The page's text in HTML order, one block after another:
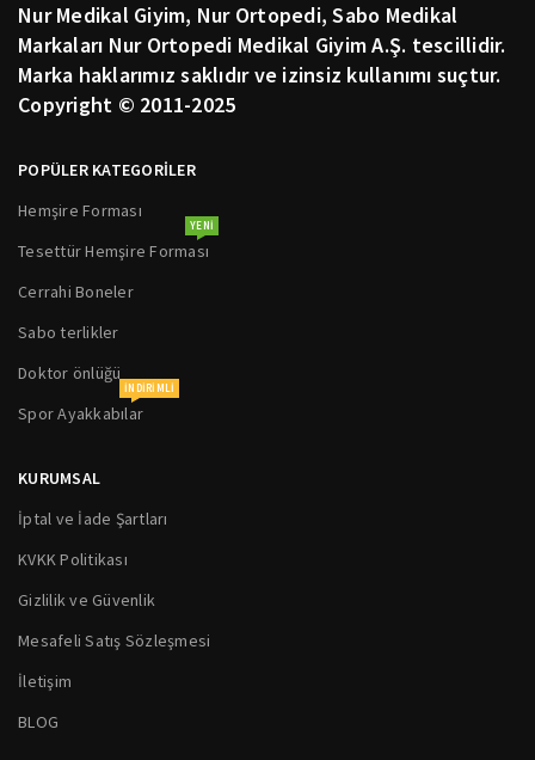
Nur Medikal Giyim, Nur Ortopedi, Sabo Medikal
Markaları Nur Ortopedi Medikal Giyim A.Ş. tescillidir.
Marka haklarımız saklıdır ve izinsiz kullanımı suçtur.
Copyright © 2011-2025
POPÜLER KATEGORİLER
Hemşire Forması
Tesettür Hemşire Forması
YENI
Cerrahi Boneler
Sabo terlikler
Doktor önlüğü
Spor Ayakkabılar
INDIRIMLI
KURUMSAL
İptal ve İade Şartları
KVKK Politikası
Gizlilik ve Güvenlik
Mesafeli Satış Sözleşmesi
İletişim
BLOG